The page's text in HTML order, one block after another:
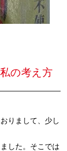
の考え方
りまして、少し
した。そこでは